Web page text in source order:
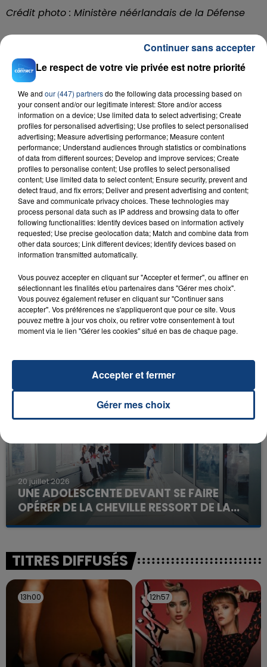
Crédit photo : Ministère néérlandais de la Défense
Movin' To The Sun
HUGEL & IMAEL ANGEL & ULTRA
NATE
RADIO CONTACT
FIL D'ACTU
23 juillet 2026
SON BÉBÉ ENTRE LA VIE ET LA...
Un homme s'est immolé par le feu après avoir
d'un liquide inflammable.
20 juillet 2026
UNE ADOLESCENTE DEVANT SE FAIRE
OPÉRER DE LA CHEVILLE RESSORT DE LA...
La famille a porté plainte contre la clinique qui a
excuses.
TITRES DIFFUSÉS
13h00
13h00 12h57
12h57
Le respect de votre vie privée est notre priorité
We and our (447) partnersdo the following data processing based on
your consent and/or our legitimate interest: Store and/or access
information on a device; Use limited data to select advertising; Create
profiles for personalised advertising; Use profiles to select personalised
advertising; Measure advertising performance; Measure content
performance; Understand audiences through statistics or combinations
of data from different sources; Develop and improve services; Create
profiles to personalise content; Use profiles to select personalised
content; Use limited data to select content; Ensure security, prevent and
detect fraud, and fix errors; Deliver and present advertising and content;
Save and communicate privacy choices. These technologies may
process personal data such as IP address and browsing data to offer
following functionalities: Identify devices based on information actively
requested; Use precise geolocation data; Match and combine data from
other data sources; Link different devices; Identify devices based on
information transmitted automatically.
Vous pouvez accepter en cliquant sur "Accepter et fermer", ou affiner en
sélectionnant les finalités et/ou partenaires dans "Gérer mes choix".
Vous pouvez également refuser en cliquant sur "Continuer sans
accepter". Vos préférences ne s'appliqueront que pour ce site. Vous
pouvez mettre à jour vos choix, ou retirer votre consentement à tout
moment via le lien "Gérer les cookies" situé en bas de chaque page.
Gérer mes choix
Accepter et fermer
Continuer sans accepter